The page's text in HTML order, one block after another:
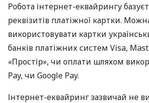
Робота інтернет-еквайрингу
реквізитів платіжної картки.
використовувати картки
банків платіжних систем Visa,
«Простір», чи оплати шляхом
Pay, чи Google Pay.
Інтернет-еквайринг зазвичай не